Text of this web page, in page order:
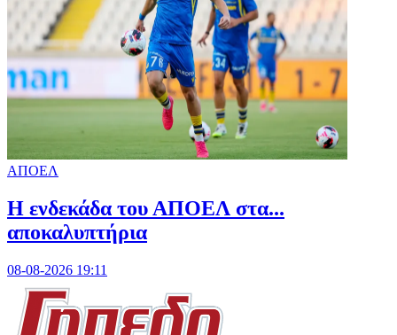
ΑΠΟΕΛ
Η ενδεκάδα του ΑΠΟΕΛ στα...
αποκαλυπτήρια
08-08-2026 19:11